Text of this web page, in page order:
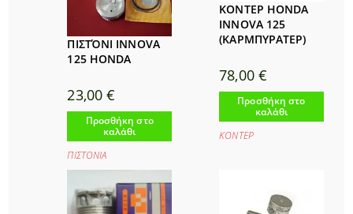
ΠΙΣΤΌΝΙ INNOVA
125 HONDA
23,00€
Προσθήκη στο
καλάθι
ΠΙΣΤΟΝΙΑ
ΚΟΝΤΕΡ HONDA
INNOVA 125
(ΚΑΡΜΠΥΡΑΤΕΡ)
78,00 €
Προσθήκη στο
καλάθι
ΚΟΝΤΕΡ